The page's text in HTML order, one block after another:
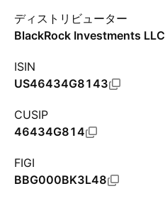
ディストリビューター
BlackRock Investments LLC
ISIN
US46434G8143
CUSIP
46434G814
FIGI
BBG000BK3L48